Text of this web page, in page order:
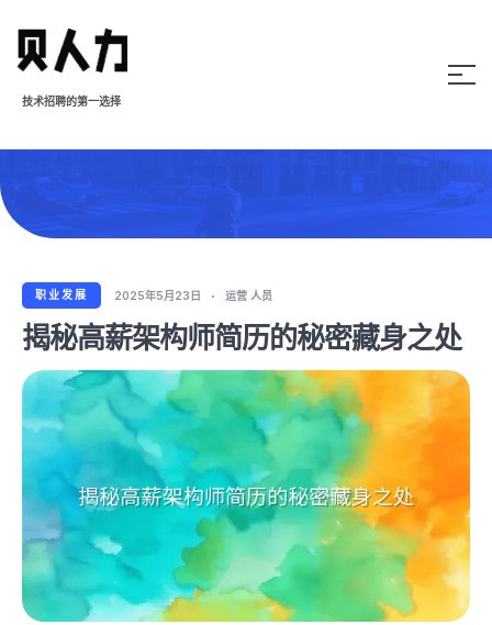
技术招聘的第一选择
职业发展 2025年5月23日 运营 人员
揭秘高薪架构师简历的秘密藏身之处